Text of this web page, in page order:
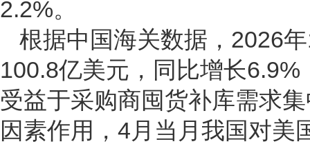
2.2%。
根据中国海关数据，2026
100.8亿美元，同比增长
受益于采购商囤货补库需求
因素作用，4月当月我国对美